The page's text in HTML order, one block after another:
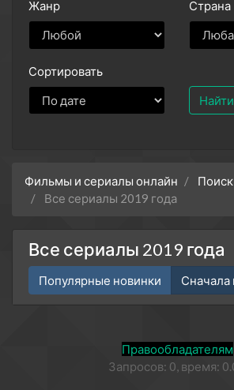
Жанр Страна
Сортировать
Найти
Фильмы и сериалы онлайн
Поиск
Все сериалы 2019 года
Все сериалы 2019 года
Популярные новинки Сначала
Правообладателям
Запросов: 0, время: